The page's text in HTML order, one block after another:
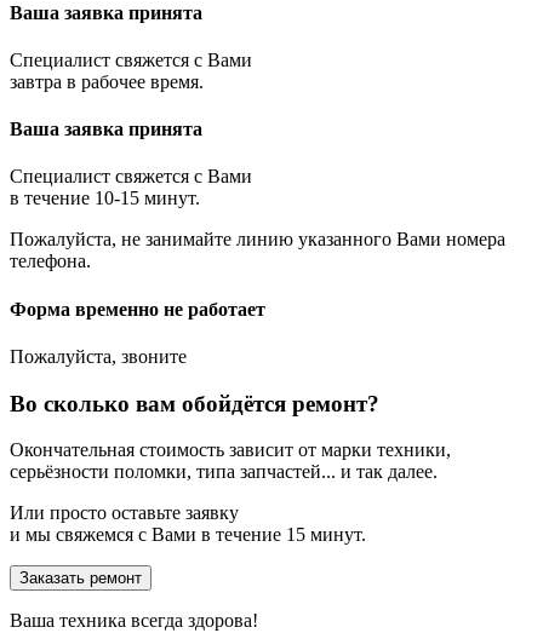
Ваша заявка принята
Специалист свяжется с Вами
завтра в рабочее время.
Ваша заявка принята
Специалист свяжется с Вами
в течение 10-15 минут.
Пожалуйста, не занимайте линию указанного Вами номера
телефона.
Форма временно не работает
Пожалуйста, звоните
Во сколько вам обойдётся ремонт?
Окончательная стоимость зависит от марки техники,
серьёзности поломки, типа запчастей... и так далее.
Или просто оставьте заявку
и мы свяжемся с Вами в течение 15 минут.
Заказать ремонт
Ваша техника всегда здорова!